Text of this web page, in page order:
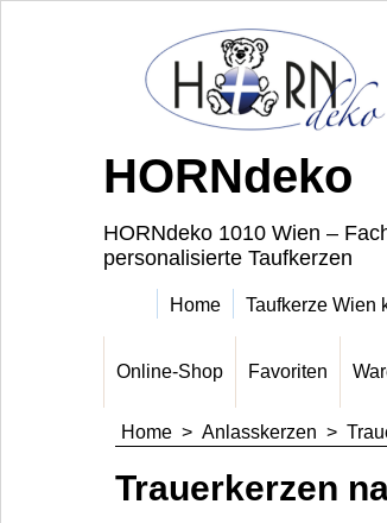
HORNdeko
HORNdeko 1010 Wien –
personalisierte Taufkerzen
Home Taufkerze Wien
Online-Shop Favoriten
Home > Anlasskerzen >
Trauerkerzen